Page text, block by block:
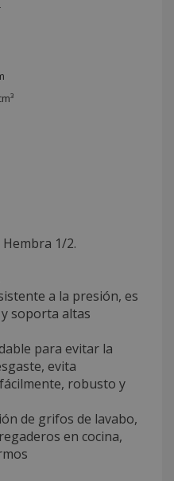
1/2.
a la presión, es
soporta altas
para evitar la
evita
robusto y
de grifos de lavabo,
en cocina,